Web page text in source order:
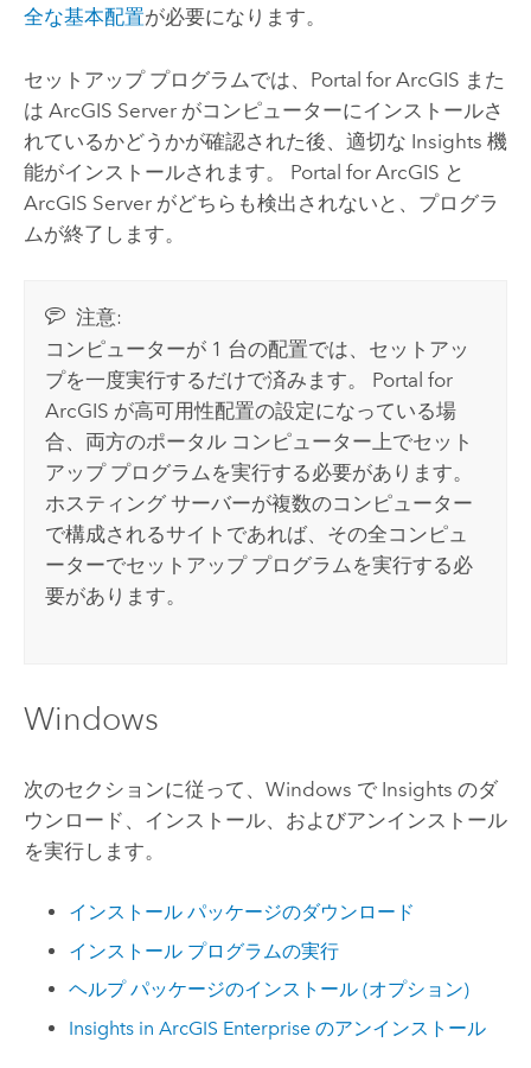
全な基本配置が必要になります。
セットアップ プログラムでは、 Portal for ArcGIS また
は ArcGIS Serverがコンピューターにインストールさ
れているかどうかが確認された後、適切な Insights 機
能がインストールされます。 Portal for ArcGIS と
ArcGIS Serverがどちらも検出されないと、プログラ
ムが終了します。
注意:
コンピューターが 1 台の配置では、セットアッ
プを一度実行するだけで済みます。 Portal for
ArcGIS が高可用性配置の設定になっている場
合、両方のポータル コンピューター上でセット
アップ プログラムを実行する必要があります。
ホスティング サーバーが複数のコンピューター
で構成されるサイトであれば、その全コンピュ
ーターでセットアップ プログラムを実行する必
要があります。
Windows
次のセクションに従って、 Windows で Insights のダ
ウンロード、インストール、およびアンインストール
を実行します。
インストール パッケージのダウンロード
インストール プログラムの実行
ヘルプ パッケージのインストール (オプション)
Insights in ArcGIS Enterprise のアンインストール